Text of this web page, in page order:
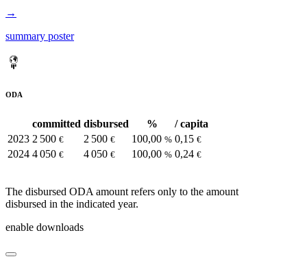
→
summary poster
ODA
committed disbursed %
/ capita
2023 2 500 € 2 500 € 100,00 % 0,15 €
2024 4 050 € 4 050 € 100,00 % 0,24 €
The disbursed ODA amount refers only to the amount
disbursed in the indicated year.
enable downloads